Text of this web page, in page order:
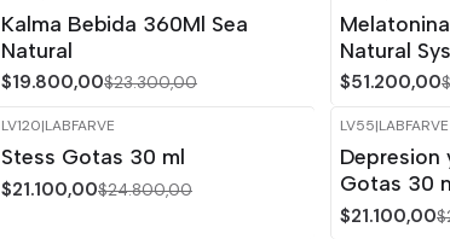
Kalma Bebida 360Ml Sea
Natural
$19.800,00$23.300,00
Natural
$51.200,00
-15%
LV120|LABFARVE
Stess Gotas 30 ml
$21.100,00$24.800,00
-15%
Agotado
LV55|LABFARVE
Depresion
Gotas 30
$21.100,00